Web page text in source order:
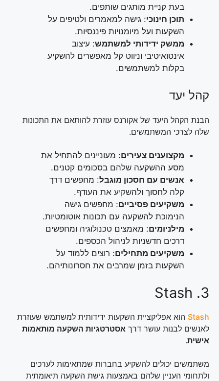
בעת קניית מותגים שותפים.
תוכן חינוכי: גישה למאמרים ולטיפים על
השקעות ועל מיומנויות פיננסיות.
ממשק ידידותי למשתמש: עיצוב
אינטואיטיבי וניווט קל מאפשרים להשקיע
בקלות למשתמשים.
קהל יעד
הבנת הקהל היעד של אקורנס עוזרת להותאם את התכונות
שלה לצרכי המשתמשים.
מקצוענים צעירים: מעוניינים להתחיל את
מסע ההשקעה שלהם בסכומים קטנים.
אנשים עם חסכון מוגבל: מחפשים דרך
קלה לחסוך ולהשקיע את העודף.
משקיעים פסיביים: מחפשים גישה
הנימוכת להשקעה עם תכונות אוטומטיות.
מילניומים: מאמצים טכנולוגיה ומחפשים
דרכים חדשניות לניהול הכספים.
משקיעים מתחילים: רוצים ללמוד על
השקעות בזמן שמרבים את חסרונותיהם.
3. Stash
Stash הוא אפליקציית השקעות ידידותית למשתמש שעוזרת
לאנשים לבנות עושר דרך אסטרטגיות השקעה מותאמות
אישית.
משתמשים יכולים להשקיע בחברות שמתאימות לערכים
ולתחומי העניין שלהם באמצעות גישת השקעה תיאומתית